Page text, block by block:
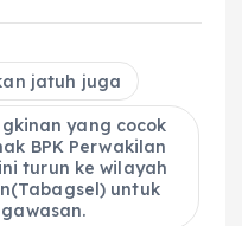
jatuh juga
yang cocok
BPK Perwakilan
turun ke wilayah
untuk